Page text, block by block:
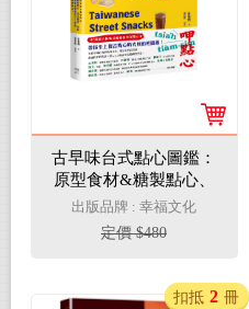
古早味台式點心圖鑑：
原型食材&糖製點心、
麵粉類點心、涼水甜
湯、冰品，在地惜食智
慧與手工氣味，作夥呷
出版品牌 : 幸福文化
定價 $480
扣抵 2 冊